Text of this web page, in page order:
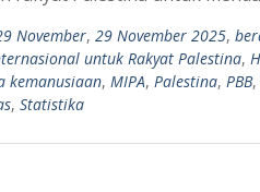
November, 29 November 2025,
untuk Rakyat Palestina,
kemanusiaan, MIPA, Palestina, PBB,
, Statistika